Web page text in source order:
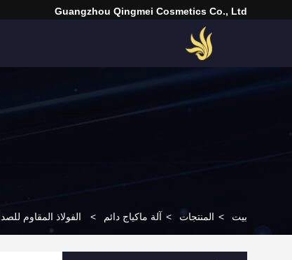
Guangzhou Qingmei Cosmetics Co., Ltd
بيت > المنتجات > آلة ماكياج دائم > الفولاذ المقاوم